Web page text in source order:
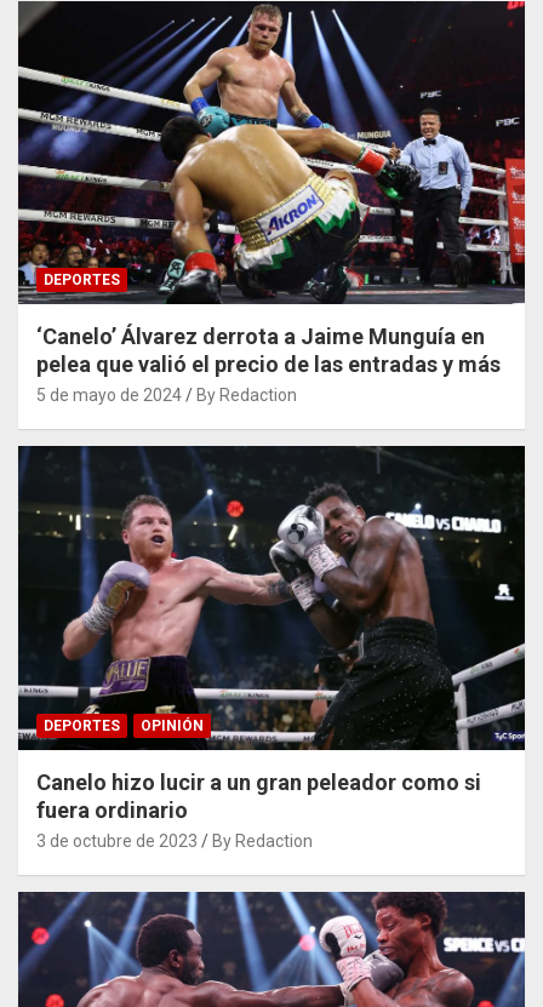
DEPORTES
‘Canelo’ Álvarez derrota a Jaime Munguía en
pelea que valió el precio de las entradas y más
5 de mayo de 2024 By Redaction
DEPORTES OPINIÓN
Canelo hizo lucir a un gran peleador como si
fuera ordinario
3 de octubre de 2023 By Redaction